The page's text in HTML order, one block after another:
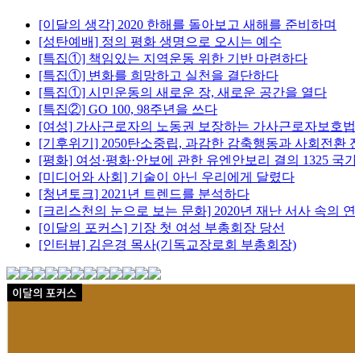
[이달의 생각] 2020 한해를 돌아보고 새해를 준비하며
[성탄예배] 정의 평화 생명으로 오시는 예수
[특집①] 책임있는 지역운동 위한 기반 마련하다
[특집①] 변화를 희망하고 실천을 결단하다
[특집①] 시민운동의 새로운 장, 새로운 공간을 열다
[특집②] GO 100, 98주년을 쓰다
[여성] 가사근로자의 노동권 보장하는 가사근로자보호
[기후위기] 2050탄소중립, 과감한 감축행동과 사회전환
[평화] 여성·평화·안보에 관한 유엔안보리 결의 1325 국
[미디어와 사회] 기술이 아닌 우리에게 달렸다
[청년토크] 2021년 트렌드를 분석하다
[크리스천의 눈으로 보는 문화] 2020년 재난 서사 속의
[이달의 포커스] 기장 첫 여성 부총회장 당선
[인터뷰] 김은경 목사(기독교장로회 부총회장)